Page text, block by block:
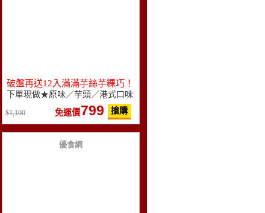
破盤再送12入滿滿芋絲芋粿巧！
下單現做★原味／芋頭／港式口味
1,100 免運價799 搶購
優食網